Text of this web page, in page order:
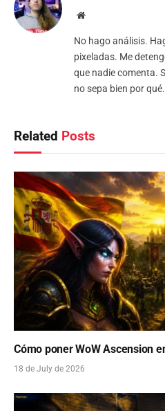
Website
No hago análisis.
pixeladas. Me
que nadie comenta.
no sepa bien por qué.
Related Posts
Cómo poner WoW Ascension
18 de July de 2026